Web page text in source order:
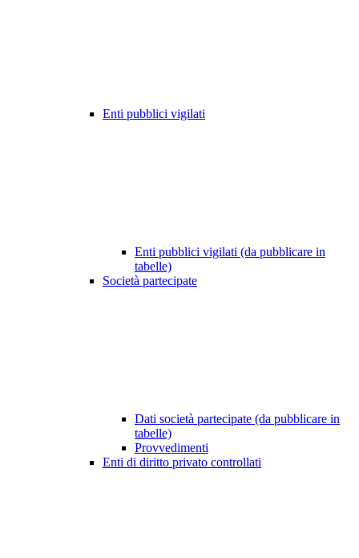
Enti pubblici vigilati
Enti pubblici vigilati (da pubblicare in
tabelle)
Società partecipate
Dati società partecipate (da pubblicare in
tabelle)
Provvedimenti
Enti di diritto privato controllati